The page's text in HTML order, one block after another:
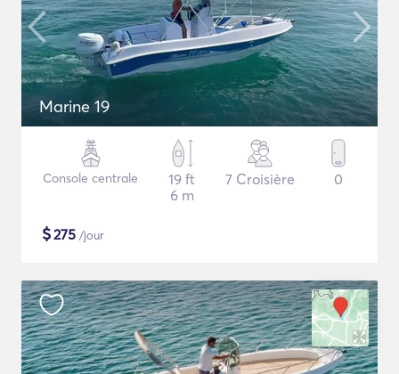
Marine 19
Console centrale
19 ft
6 m
7 Croisière 0
$275 /jour